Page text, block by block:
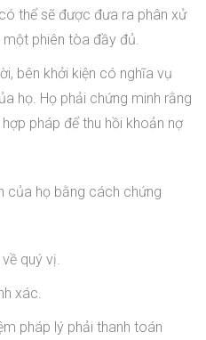
thể sẽ được đưa ra phân xử
phiên tòa đầy đủ.
bên khởi kiện có nghĩa vụ
họ. Họ phải chứng minh rằng
pháp để thu hồi khoản nợ
của họ bằng cách chứng
quý vị.
xác.
pháp lý phải thanh toán